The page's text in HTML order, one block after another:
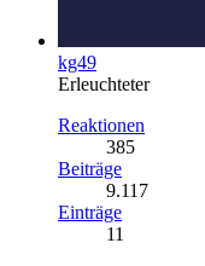
kg49
Erleuchteter
Reaktionen
385
Beiträge
9.117
Einträge
11